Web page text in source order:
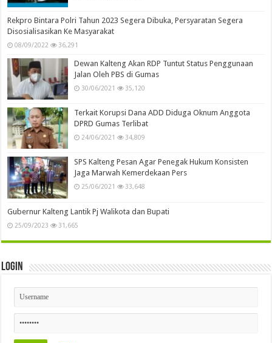
Rekpro Bintara Polri Tahun 2023 Segera Dibuka, Persyaratan Segera
Disosialisasikan Ke Masyarakat
08/09/2022 36,291
Dewan Kalteng Akan RDP Tuntut Status Penggunaan
Jalan Oleh PBS di Gumas
30/06/2021 35,120
Terkait Korupsi Dana ADD Diduga Oknum Anggota
DPRD Gumas Terlibat
24/06/2021 34,809
SPS Kalteng Pesan Agar Penegak Hukum Konsisten
Jaga Marwah Kemerdekaan Pers
25/06/2021 33,648
Gubernur Kalteng Lantik Pj Walikota dan Bupati
25/09/2023 31,665
Login